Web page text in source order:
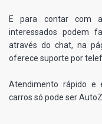
E para contar com
interessados podem
através do chat, na
oferece suporte por
Atendimento rápido e
carros só pode ser AutoZ.